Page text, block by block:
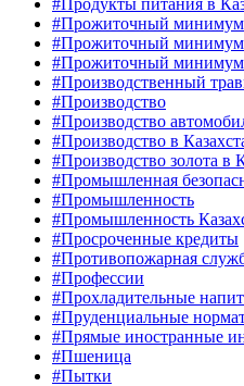
#Продукты питания в
#Прожиточный минимум
#Прожиточный минимум
#Прожиточный минимум
#Производственный
#Производство
#Производство
#Производство в
#Производство золота в
#Промышленная
#Промышленность
#Промышленность
#Просроченные кредиты
#Противопожарная
#Профессии
#Прохладительные
#Пруденциальные
#Прямые иностранные
#Пшеница
#Пытки